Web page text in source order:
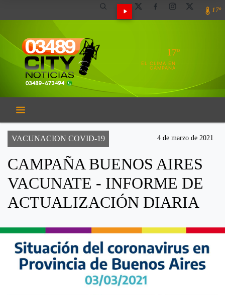
17º
17º
EL CLIMA EN
CAMPANA
VACUNACION COVID-19 4 de marzo de 2021
CAMPAÑA BUENOS AIRES
VACUNATE - INFORME DE
ACTUALIZACIÓN DIARIA